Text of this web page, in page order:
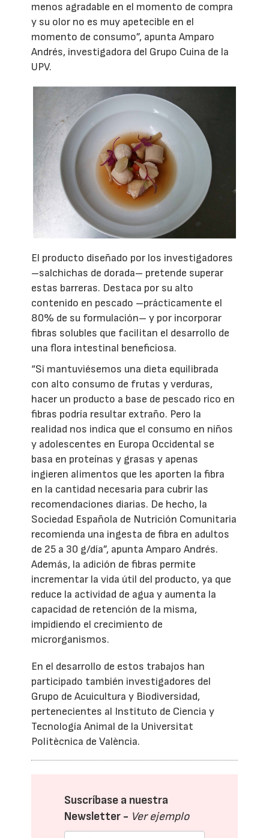
menos agradable en el momento de compra
y su olor no es muy apetecible en el
momento de consumo”, apunta Amparo
Andrés, investigadora del Grupo Cuina de la
UPV.
El producto diseñado por los investigadores
–salchichas de dorada– pretende superar
estas barreras. Destaca por su alto
contenido en pescado –prácticamente el
80% de su formulación– y por incorporar
fibras solubles que facilitan el desarrollo de
una flora intestinal beneficiosa.
“Si mantuviésemos una dieta equilibrada
con alto consumo de frutas y verduras,
hacer un producto a base de pescado rico en
fibras podría resultar extraño. Pero la
realidad nos indica que el consumo en niños
y adolescentes en Europa Occidental se
basa en proteínas y grasas y apenas
ingieren alimentos que les aporten la fibra
en la cantidad necesaria para cubrir las
recomendaciones diarias. De hecho, la
Sociedad Española de Nutrición Comunitaria
recomienda una ingesta de fibra en adultos
de 25 a 30 g/día”, apunta Amparo Andrés.
Además, la adición de fibras permite
incrementar la vida útil del producto, ya que
reduce la actividad de agua y aumenta la
capacidad de retención de la misma,
impidiendo el crecimiento de
microrganismos.
En el desarrollo de estos trabajos han
participado también investigadores del
Grupo de Acuicultura y Biodiversidad,
pertenecientes al Instituto de Ciencia y
Tecnología Animal de la Universitat
Politècnica de València.
Suscríbase a nuestra
Newsletter - Ver ejemplo